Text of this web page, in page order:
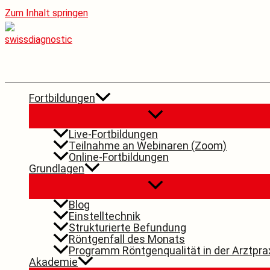
Zum Inhalt springen
Fortbildungen
Live-Fortbildungen
Teilnahme an Webinaren (Zoom)
Online-Fortbildungen
Grundlagen
Blog
Einstelltechnik
Strukturierte Befundung
Röntgenfall des Monats
Programm Röntgenqualität in der
Akademie